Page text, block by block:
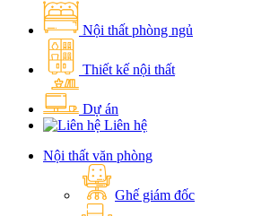
Nội thất phòng ngủ
Thiết kế nội thất
Dự án
Liên hệ
Nội thất văn phòng
Ghế giám đốc